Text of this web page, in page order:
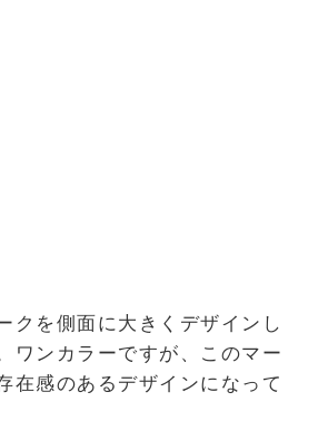
クを側面に大きくデザインし
ワンカラーですが、このマー
在感のあるデザインになって